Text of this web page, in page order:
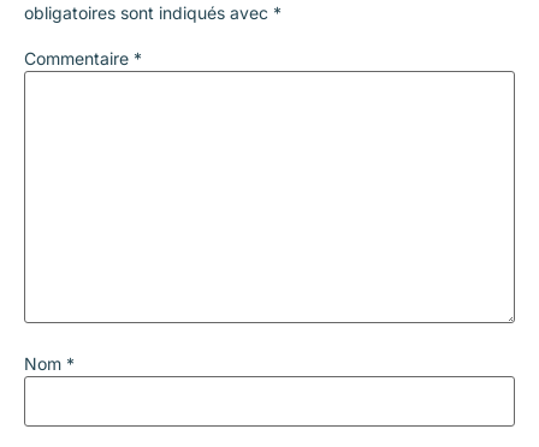
obligatoires sont indiqués avec *
Commentaire *
Nom *